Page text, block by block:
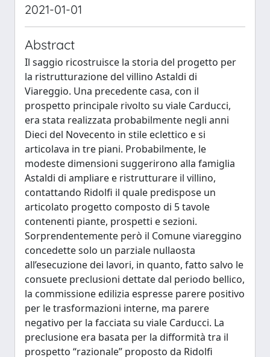
2021-01-01
Abstract
Il saggio ricostruisce la storia del progetto per
la ristrutturazione del villino Astaldi di
Viareggio. Una precedente casa, con il
prospetto principale rivolto su viale Carducci,
era stata realizzata probabilmente negli anni
Dieci del Novecento in stile eclettico e si
articolava in tre piani. Probabilmente, le
modeste dimensioni suggerirono alla famiglia
Astaldi di ampliare e ristrutturare il villino,
contattando Ridolfi il quale predispose un
articolato progetto composto di 5 tavole
contenenti piante, prospetti e sezioni.
Sorprendentemente però il Comune viareggino
concedette solo un parziale nullaosta
all’esecuzione dei lavori, in quanto, fatto salvo le
consuete preclusioni dettate dal periodo bellico,
la commissione edilizia espresse parere positivo
per le trasformazioni interne, ma parere
negativo per la facciata su viale Carducci. La
preclusione era basata per la difformità tra il
prospetto “razionale” proposto da Ridolfi